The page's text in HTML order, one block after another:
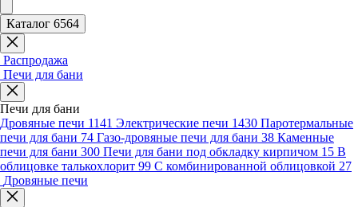
Каталог 6564
Распродажа
Печи для бани
Печи для бани
Дровяные печи 1141 Электрические печи 1430 Паротермальные
печи для бани 74 Газо-дровяные печи для бани 38 Каменные
печи для бани 300 Печи для бани под обкладку кирпичом 15 В
облицовке талькохлорит 99 С комбинированной облицовкой 27
Дровяные печи